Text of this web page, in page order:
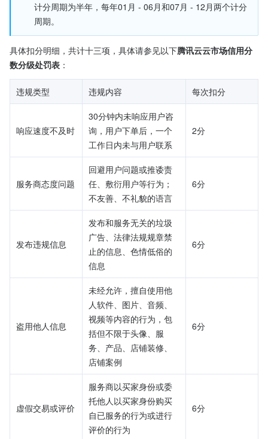
计分周期为半年，每年01月 - 06月和07月 - 12月两个计分
周期。
具体扣分明细，共计十三项，具体请参见以下腾讯云云市场信用分
数分级处罚表 ：
违规类型 每次扣分
30分钟内未响应用户咨
询，用户下单后，一个
工作日内未与用户联系
2分
回避用户问题或推诿责
任、敷衍用户等行为；
6分
发布和服务无关的垃圾
广告、法律法规规章禁
止的信息、色情低俗的
6分
未经允许，擅自使用他
人软件、图片、音频、
视频等内容的行为，包
括但不限于头像、服
务、产品、店铺装修、
6分
服务商以买家身份或委
托他人以买家身份购买
自已服务的行为或进行
6分